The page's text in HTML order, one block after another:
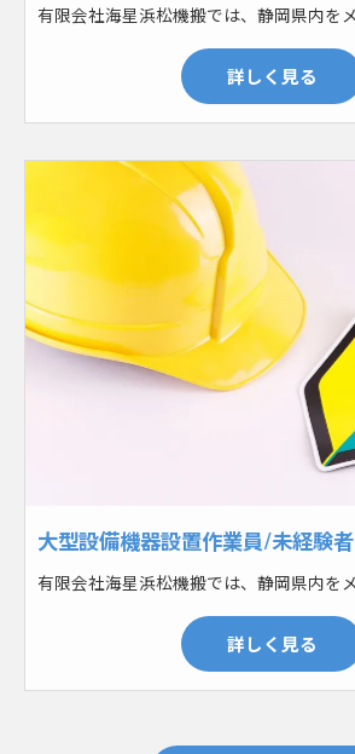
詳しく見る
大型設備機器設置作業員/未経験者
詳しく見る